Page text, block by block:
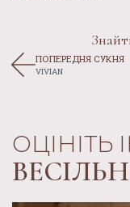
ПОПЕРЕДНЯ СУКНЯ
VIVIAN
ОЦІНІТЬ